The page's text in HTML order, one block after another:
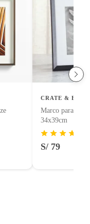
CRATE &
Marco para
34x39cm
S/ 79